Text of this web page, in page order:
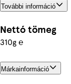
További információ
Nettó tömeg
310g ℮
Márkainformáció